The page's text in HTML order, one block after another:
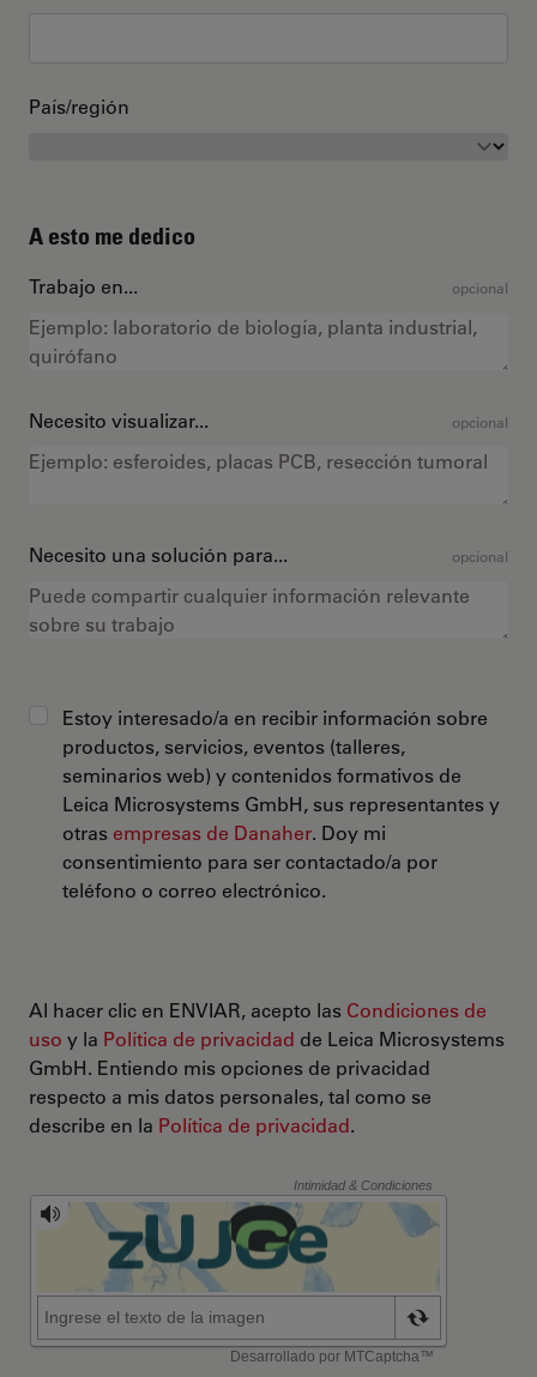
País/región
A esto me dedico
Trabajo en... opcional
Necesito visualizar... opcional
Necesito una solución para... opcional
Estoy interesado/a en recibir información sobre
productos, servicios, eventos (talleres,
seminarios web) y contenidos formativos de
Leica Microsystems GmbH, sus representantes y
otras empresas de Danaher. Doy mi
consentimiento para ser contactado/a por
teléfono o correo electrónico.
Al hacer clic en ENVIAR, acepto las Condiciones de
uso y la Política de privacidad de Leica Microsystems
GmbH. Entiendo mis opciones de privacidad
respecto a mis datos personales, tal como se
describe en la Política de privacidad.